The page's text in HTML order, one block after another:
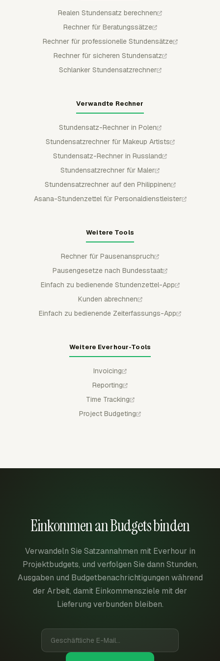
Realen Stundensatz berechnen
Rechner für Beratungssätze
Rechner für professionelle Stundensätze
Rechner für sicheren Stundensatz
Schlanker Stundensatzrechner
Verwandte Rechner
Stundensatz-Rechner in Polen
Stundensatzrechner für Makeup Artists
Stundensatz-Rechner in Russland
Stundensatzrechner für Maler
Stundensatzrechner auf den Philippinen
Asana-Stundenzettel für Personaldienstleister
Weitere Tools
Rechner für Pausenanspruch
Pausengesetze nach Bundesstaat
Einfach zu bedienende Stundenzettel-App
Kunden abrechnen
Einfach zu bedienende Zeiterfassungs-App
Weitere Everhour-Tools
Invoicing
Reporting
Time Tracking
Project Budgeting
Einkommen an Budgets binden
Verwandeln Sie Satzannahmen mit Everhour in
Projektbudgets, und verfolgen Sie dann Stunden,
Ausgaben und Budgetbenachrichtigungen während
der Arbeit, damit Einkommensziele mit der
Lieferung verbunden bleiben.